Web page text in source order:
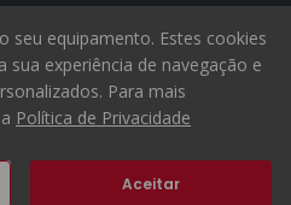
seu equipamento. Estes cookies
sua experiência de navegação e
Para mais
Política de Privacidade
Aceitar